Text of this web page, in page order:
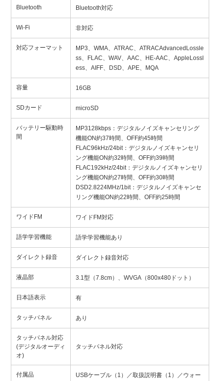
Bluetooth Bluetooth対応
Wi-Fi 非対応
対応フォーマット
MP3、WMA、ATRAC、ATRACAdvancedLossle
ss、FLAC、WAV、AAC、HE-AAC、AppleLossl
ess、AIFF、DSD、APE、MQA
容量 16GB
SDカード microSD
バッテリー駆動時
間
MP3128kbps：デジタルノイズキャンセリング
機能ON約37時間、OFF約45時間
FLAC96kHz/24bit：デジタルノイズキャンセリ
ング機能ON約32時間、OFF約39時間
FLAC192kHz/24bit：デジタルノイズキャンセリ
ング機能ON約27時間、OFF約30時間
DSD2.8224MHz/1bit：デジタルノイズキャンセ
リング機能ON約22時間、OFF約25時間
ワイドFM ワイドFM対応
語学学習機能 語学学習機能あり
ダイレクト録音 ダイレクト録音対応
液晶部 3.1型（7.8cm）、WVGA（800x480ドット）
日本語表示 有
タッチパネル あり
タッチパネル対応
(デジタルオーディ
オ)
タッチパネル対応
付属品
USBケーブル（1）／取扱説明書（1）／ウォー